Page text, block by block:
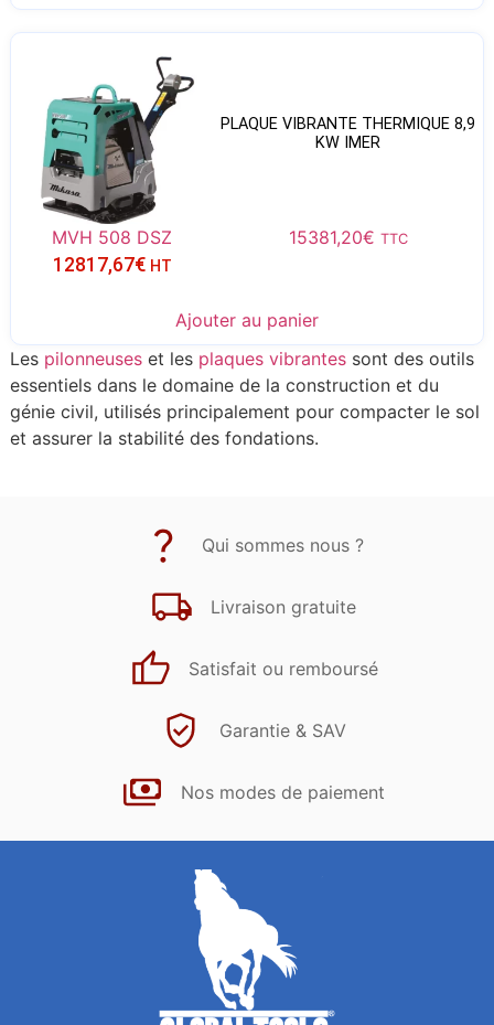
PLAQUE VIBRANTE THERMIQUE 8,9
KW IMER
MVH 508 DSZ 15381,20€ TTC
12817,67€ HT
Ajouter au panier
Les pilonneuseset les plaques vibrantessont des outils
essentiels dans le domaine de la construction et du
génie civil, utilisés principalement pour compacter le sol
et assurer la stabilité des fondations.
Qui sommes nous ?
Livraison gratuite
Satisfait ou remboursé
Garantie & SAV
Nos modes de paiement